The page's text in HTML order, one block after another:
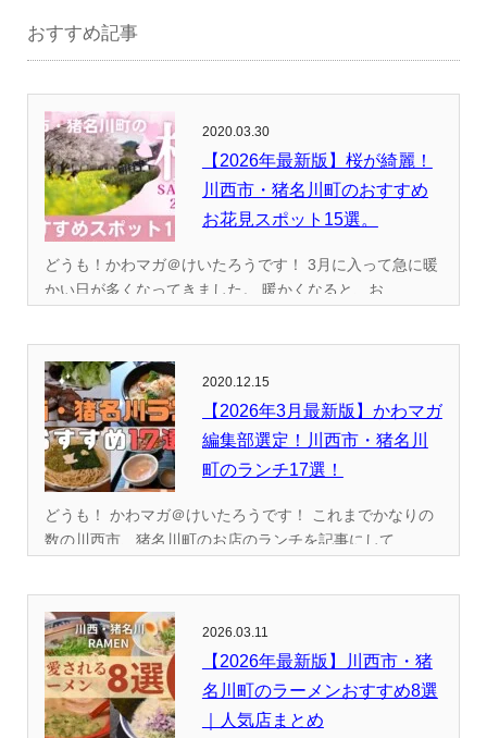
おすすめ記事
2020.03.30
【2026年最新版】桜が綺麗！
川西市・猪名川町のおすすめ
お花見スポット15選。
どうも！かわマガ＠けいたろうです！ 3月に入って急に暖
かい日が多くなってきました。 暖かくなると、お...
2020.12.15
【2026年3月最新版】かわマガ
編集部選定！川西市・猪名川
町のランチ17選！
どうも！ かわマガ＠けいたろうです！ これまでかなりの
数の川西市、猪名川町のお店のランチを記事にして...
2026.03.11
【2026年最新版】川西市・猪
名川町のラーメンおすすめ8選
｜人気店まとめ